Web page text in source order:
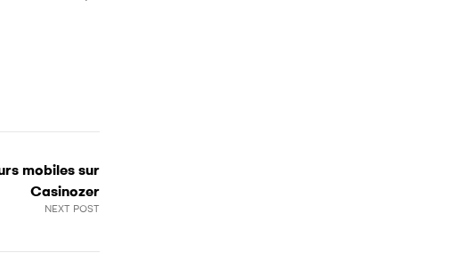
NEXT POST
mobiles sur
Casinozer